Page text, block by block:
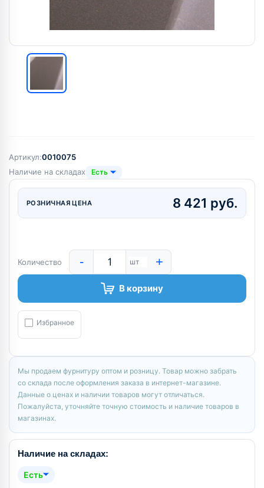
Артикул:0010075
Наличие на складах
Есть
РОЗНИЧНАЯ ЦЕНА 8 421 руб.
Количество - шт +
В корзину
Избранное
Мы продаем фурнитуру оптом и розницу. Товар можно забрать
со склада после оформления заказа в интернет-магазине.
Данные о ценах и наличии товаров могут отличаться.
Пожалуйста, уточняйте точную стоимость и наличие товаров в
магазинах.
Наличие на складах:
Есть